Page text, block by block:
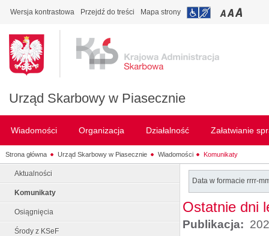
Wersja kontrastowa Przejdź do treści Mapa strony
Urząd Skarbowy w Piasecznie
Wiadomości Organizacja Działalność Załatwianie
Strona główna Urząd Skarbowy w Piasecznie Wiadomości Komunikaty
Aktualności
Komunikaty
Osiągnięcia
Środy z KSeF
Data w formacie rrrr-
Ostatnie dni
Publikacja: